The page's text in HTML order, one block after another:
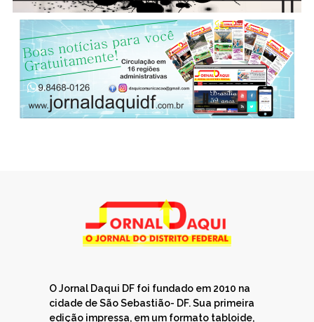
O Jornal Daqui DF foi fundado em 2010 na
cidade de São Sebastião- DF. Sua primeira
edição impressa, em um formato tabloide,